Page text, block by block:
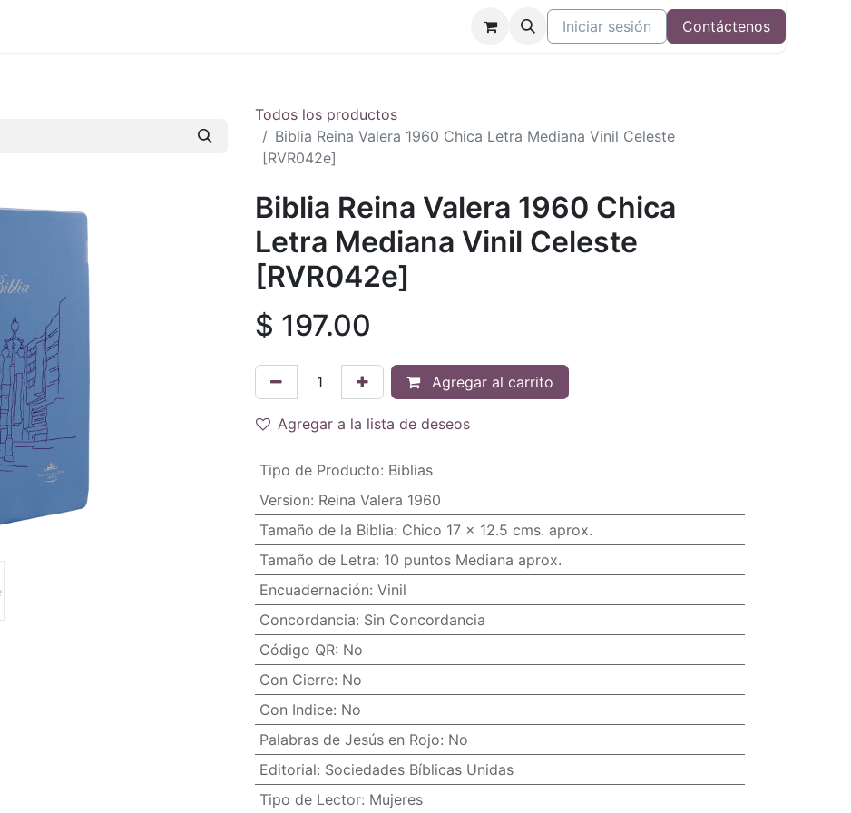
Iniciar sesión Contáctenos
Todos los productos
Biblia Reina Valera 1960 Chica Letra Mediana Vinil Celeste
[RVR042e]
Biblia Reina Valera 1960 Chica
Letra Mediana Vinil Celeste
[RVR042e]
$ 197.00
Agregar al carrito
Agregar a la lista de deseos
Tipo de Producto: Biblias
Version: Reina Valera 1960
Tamaño de la Biblia: Chico 17 x 12.5 cms. aprox.
Tamaño de Letra: 10 puntos Mediana aprox.
Encuadernación: Vinil
Concordancia: Sin Concordancia
Código QR: No
Con Cierre: No
Con Indice: No
Palabras de Jesús en Rojo: No
Editorial: Sociedades Bíblicas Unidas
Tipo de Lector: Mujeres